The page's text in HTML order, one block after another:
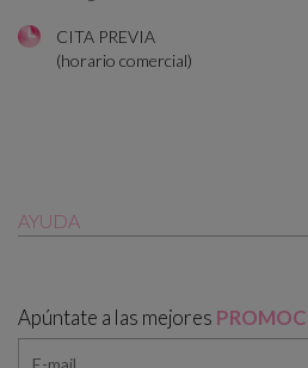
CITA PREVIA
(horario comercial)
AYUDA
Apúntate a las mejores